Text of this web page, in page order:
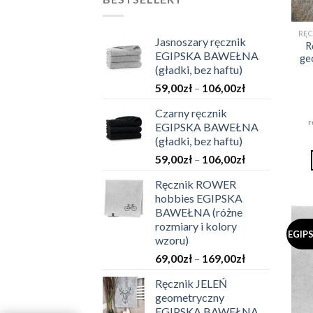
129,00zł
Jasnoszary ręcznik
EGIPSKA BAWEŁNA
(gładki, bez haftu)
59,00zł – 106,00złZakres
59,00zł
106,00zł
Czarny ręcznik
EGIPSKA BAWEŁNA
(gładki, bez haftu)
59,00zł – 106,00złZakres
106,00zł
Ręcznik ROWER
hobbies EGIPSKA
BAWEŁNA (różne
rozmiary i kolory
wzoru)
69,00zł – 169,00złZakres
Ręcznik JELEŃ
geometryczny